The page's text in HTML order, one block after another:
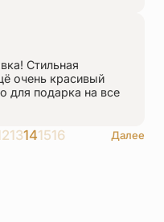
Стильная
очень красивый
для подарка на все
13141516 Далее